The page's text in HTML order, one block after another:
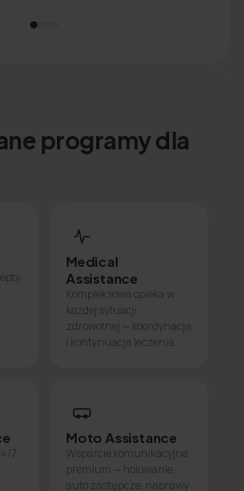
programy dla
Medical
Assistance
Kompleksowa opieka w
każdej sytuacji
zdrowotnej — koordynacja
i kontynuacja leczenia.
7
Moto Assistance
Wsparcie komunikacyjne
premium — holowanie,
auto zastępcze, naprawy